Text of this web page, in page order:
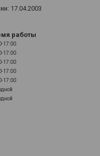
17.04.2003
работы
17:00
17:00
17:00
17:00
17:00